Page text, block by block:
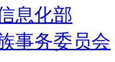
息化部
事务委员会